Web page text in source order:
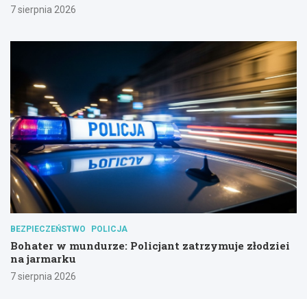
7 sierpnia 2026
BEZPIECZEŃSTWO POLICJA
Bohater w mundurze: Policjant zatrzymuje złodziei
na jarmarku
7 sierpnia 2026